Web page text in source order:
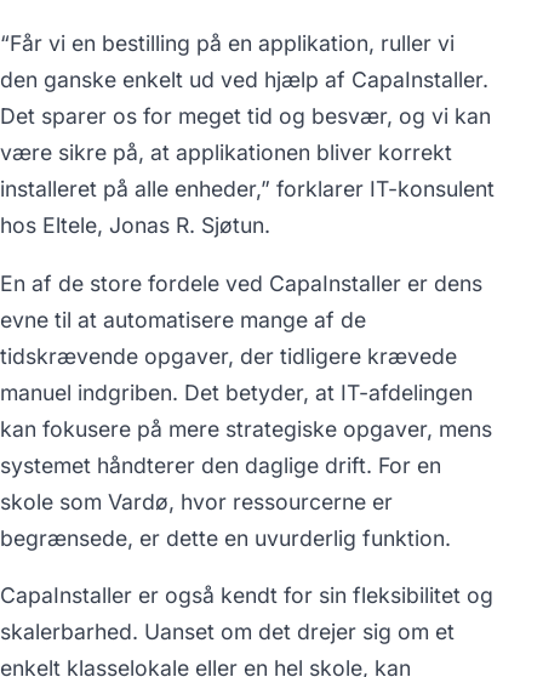
“Får vi en bestilling på en applikation, ruller vi
den ganske enkelt ud ved hjælp af CapaInstaller.
Det sparer os for meget tid og besvær, og vi kan
være sikre på, at applikationen bliver korrekt
installeret på alle enheder,” forklarer IT-konsulent
hos Eltele, Jonas R. Sjøtun.
En af de store fordele ved CapaInstaller er dens
evne til at automatisere mange af de
tidskrævende opgaver, der tidligere krævede
manuel indgriben. Det betyder, at IT-afdelingen
kan fokusere på mere strategiske opgaver, mens
systemet håndterer den daglige drift. For en
skole som Vardø, hvor ressourcerne er
begrænsede, er dette en uvurderlig funktion.
CapaInstaller er også kendt for sin fleksibilitet og
skalerbarhed. Uanset om det drejer sig om et
enkelt klasselokale eller en hel skole, kan